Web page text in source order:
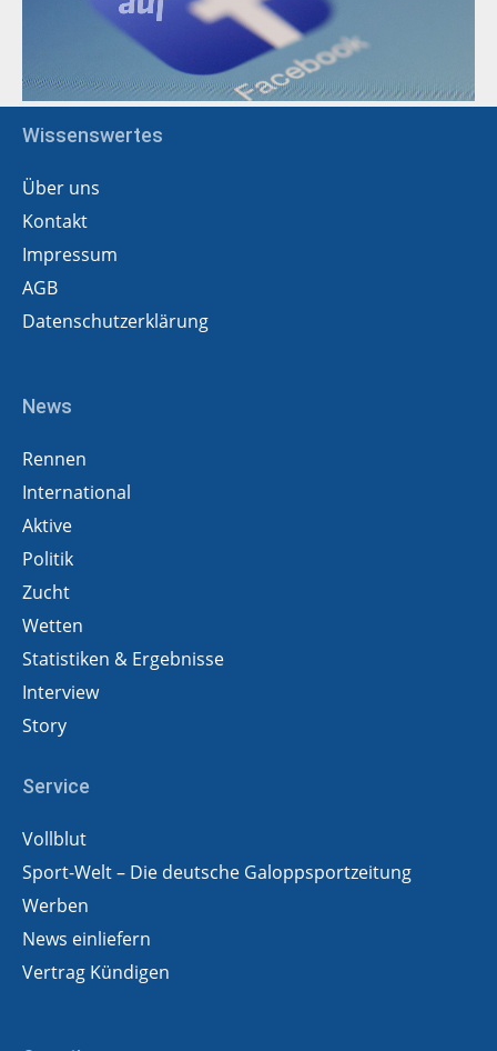
Wissenswertes
Über uns
Kontakt
Impressum
AGB
Datenschutzerklärung
News
Rennen
International
Aktive
Politik
Zucht
Wetten
Statistiken & Ergebnisse
Interview
Story
Service
Vollblut
Sport-Welt – Die deutsche Galoppsportzeitung
Werben
News einliefern
Vertrag Kündigen